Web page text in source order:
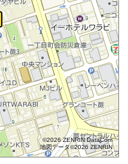
©2026 ZENRIN DataCom
地図データ©2026 ZENRIN